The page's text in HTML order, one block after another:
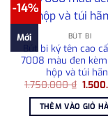
-14%
Mới BÚT BI
Bút bi ký tên cao
7008 màu đen
hộp và túi
1.750.000₫ Giá
là:
THÊM VÀO GIỎ